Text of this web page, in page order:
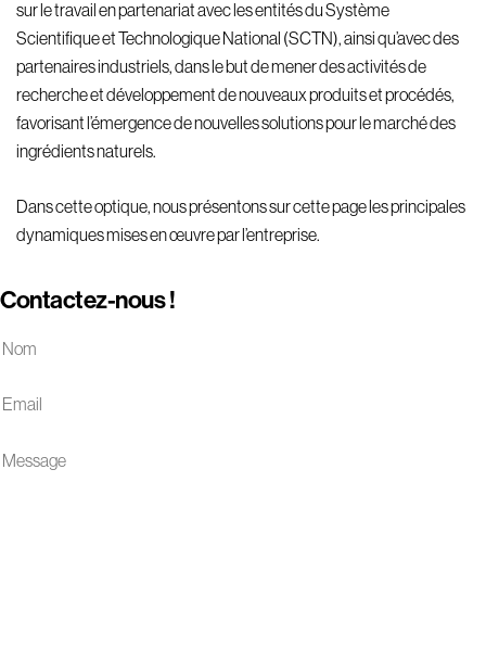
sur le travail en partenariat avec les entités du Système
Scientifique et Technologique National (SCTN), ainsi qu’avec des
partenaires industriels, dans le but de mener des activités de
recherche et développement de nouveaux produits et procédés,
favorisant l’émergence de nouvelles solutions pour le marché des
ingrédients naturels.
Dans cette optique, nous présentons sur cette page les principales
dynamiques mises en œuvre par l’entreprise.
Contactez-nous !